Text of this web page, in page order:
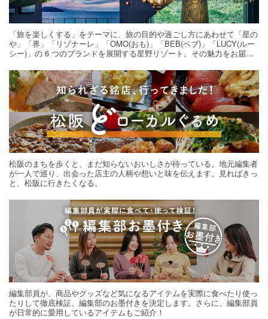
「旅を楽しくする」をテーマに、旅の目的や過ごし方にあわせて「星の
や」「界」「リゾナーレ」「OMO(おも)」「BEB(ベブ)」「LUCY(ルー
シー)」の 6 つのブランドを展開する星野リゾート。その魅力をお届け
松阪のまちを歩くと、まだ知らないおいしさが待っている。地元編集者
が一人で巡り、出会った店主の人柄や想いと味を伝えます。見ればきっ
と、松阪に行きたくなる。
編集部員が、商品やグッズなど気になるアイテムを実際に食べたり使っ
たりして徹底検証。編集部のお墨付きを決定します。さらに、編集部員
が日常的に愛用しているアイテムもご紹介！